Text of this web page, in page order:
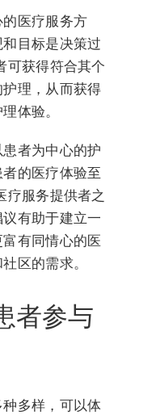
医疗服务方
目标是决策过
可获得符合其个
理，从而获得
体验。
者为中心的护
的医疗体验至
疗服务提供者之
有助于建立一
有同情心的医
区的需求。
者参与
多样，可以体